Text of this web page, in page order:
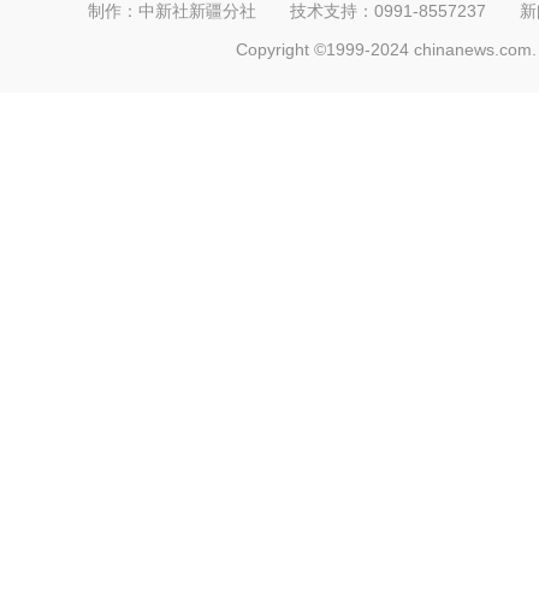
制作：中新社新疆分社 技术支持：0991-8557237
Copyright ©1999-2024